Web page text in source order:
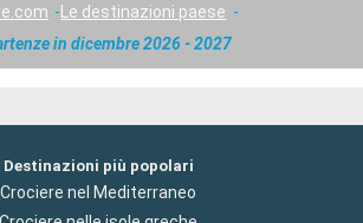
Le destinazioni paese
in dicembre 2026 - 2027
Destinazioni più popolari
Crociere nel Mediterraneo